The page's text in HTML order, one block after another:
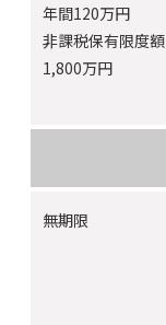
年間120万円
非課税保有限度額
1,800万円
無期限